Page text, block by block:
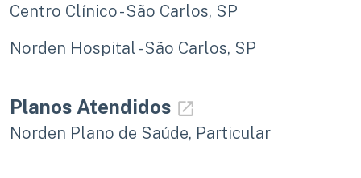
Centro Clínico - São Carlos, SP
Norden Hospital - São Carlos, SP
Planos Atendidos
Norden Plano de Saúde, Particular